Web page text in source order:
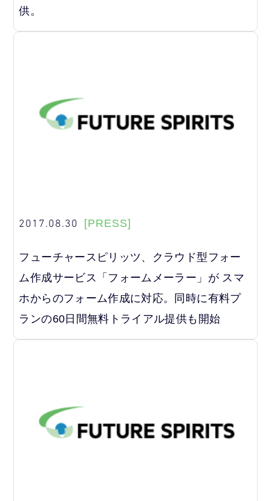
供。
2017.08.30 [PRESS]
フューチャースピリッツ、クラウド型フォー
ム作成サービス「フォームメーラー」が スマ
ホからのフォーム作成に対応。同時に有料プ
ランの60日間無料トライアル提供も開始